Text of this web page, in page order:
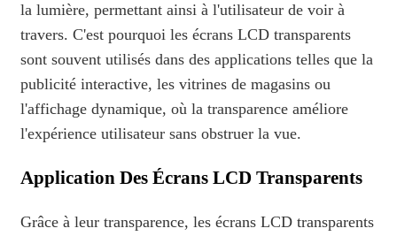
la lumière, permettant ainsi à l'utilisateur de voir à
travers. C'est pourquoi les écrans LCD transparents
sont souvent utilisés dans des applications telles que la
publicité interactive, les vitrines de magasins ou
l'affichage dynamique, où la transparence améliore
l'expérience utilisateur sans obstruer la vue.
Application Des Écrans LCD Transparents
Grâce à leur transparence, les écrans LCD transparents